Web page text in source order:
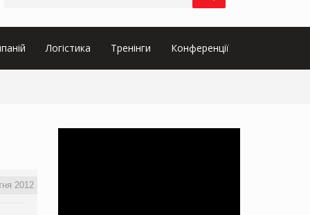
Логістика Тренінги Конференції
2012